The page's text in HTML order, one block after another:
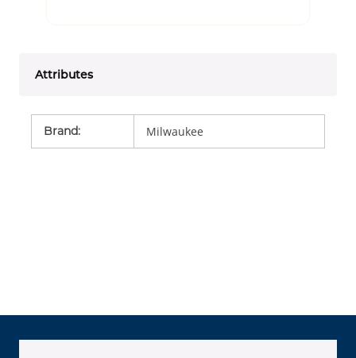
Attributes
Brand: Milwaukee